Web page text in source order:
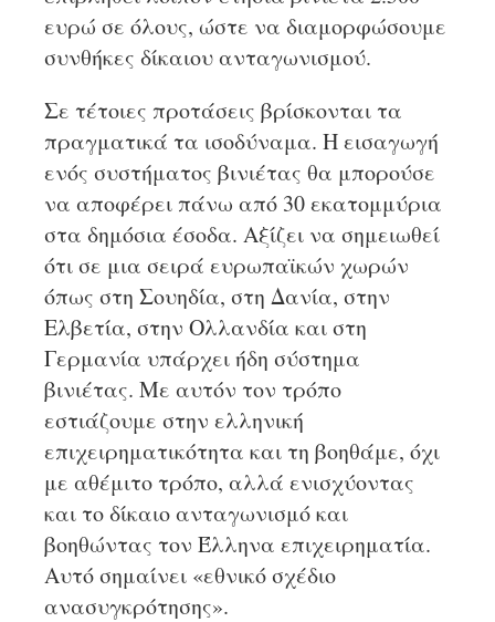
ευρώ σε όλους, ώστε να διαμορφώσουμε
συνθήκες δίκαιου ανταγωνισμού.
Σε τέτοιες προτάσεις βρίσκονται τα
πραγματικά τα ισοδύναμα. Η εισαγωγή
ενός συστήματος βινιέτας θα μπορούσε
να αποφέρει πάνω από 30 εκατομμύρια
στα δημόσια έσοδα. Αξίζει να σημειωθεί
ότι σε μια σειρά ευρωπαϊκών χωρών
όπως στη Σουηδία, στη Δανία, στην
Ελβετία, στην Ολλανδία και στη
Γερμανία υπάρχει ήδη σύστημα
βινιέτας. Με αυτόν τον τρόπο
εστιάζουμε στην ελληνική
επιχειρηματικότητα και τη βοηθάμε, όχι
με αθέμιτο τρόπο, αλλά ενισχύοντας
και το δίκαιο ανταγωνισμό και
βοηθώντας τον Έλληνα επιχειρηματία.
Αυτό σημαίνει «εθνικό σχέδιο
ανασυγκρότησης».